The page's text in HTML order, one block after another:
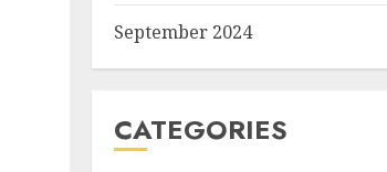
September 2024
CATEGORIES